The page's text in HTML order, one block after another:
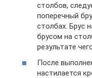
столбов,
поперечный
столбах. Брус
брусом на
результате
После
настилается